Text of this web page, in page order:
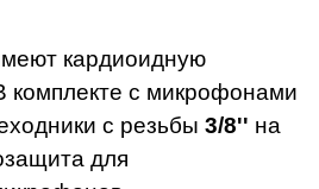
кардиоидную
комплекте с микрофонами
с резьбы 3/8'' на
для